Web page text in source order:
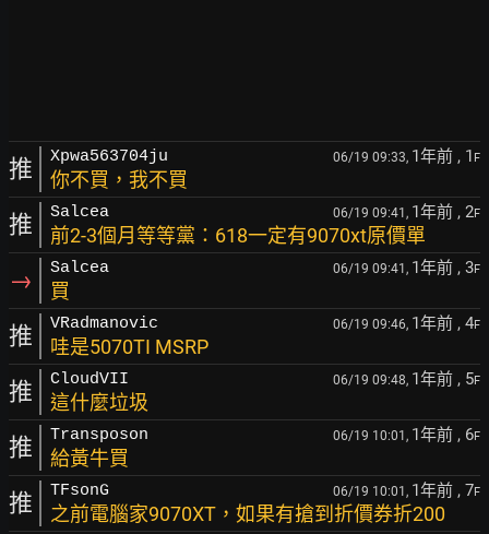
推 Xpwa563704ju 06/19 09:33, 1年前 , 1 F
你不買，我不買
推 Salcea 06/19 09:41, 1年前 , 2F
前2-3個月等等黨：618一定有9070xt原價單
→ Salcea 06/19 09:41, 1年前 , 3F
買
推 VRadmanovic 06/19 09:46, 1年前 , 4F
哇是5070TI MSRP
推 CloudVII 06/19 09:48, 1年前 , 5F
這什麼垃圾
推 Transposon 06/19 10:01, 1年前 , 6F
給黃牛買
推 TFsonG 06/19 10:01, 1年前 , 7F
之前電腦家9070XT，如果有搶到折價券折200